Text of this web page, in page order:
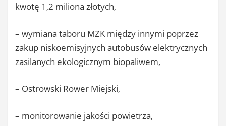
kwotę 1,2 miliona złotych,
– wymiana taboru MZK między innymi poprzez
zakup niskoemisyjnych autobusów elektrycznych
zasilanych ekologicznym biopaliwem,
– Ostrowski Rower Miejski,
– monitorowanie jakości powietrza,